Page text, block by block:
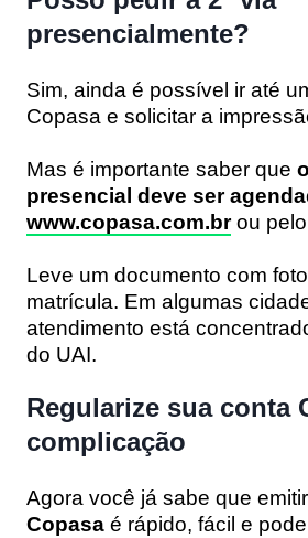
presencialmente?
Sim, ainda é possível ir até
Copasa e solicitar a
Mas é importante saber que
presencial deve ser
www.copasa.com.brou pelo
Leve um documento com
matrícula. Em algumas
atendimento está
do UAI.
Regularize sua conta
complicação
Agora você já sabe que
Copasa é rápido, fácil e